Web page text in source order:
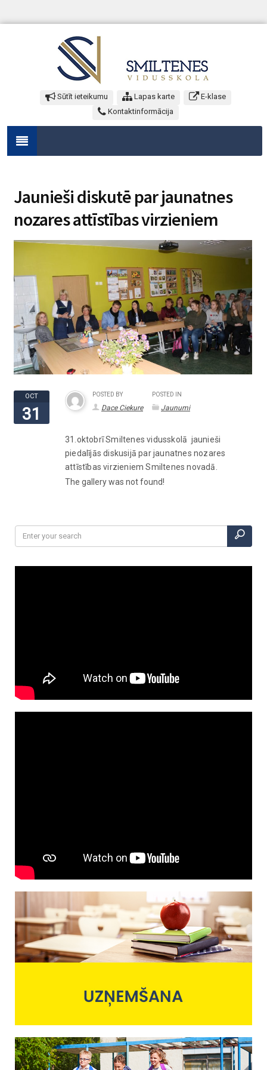
Sūtīt ieteikumu Lapas karte
E-klase
Kontaktinformācija
Jaunieši diskutē par jaunatnes
nozares attīstības virzieniem
OCT
31
POSTED BY
Dace Ciekure
POSTED IN
Jaunumi
31.oktobrī Smiltenes vidusskolā jaunieši
piedalījās diskusijā par jaunatnes nozares
attīstības virzieniem Smiltenes novadā.
The gallery was not found!